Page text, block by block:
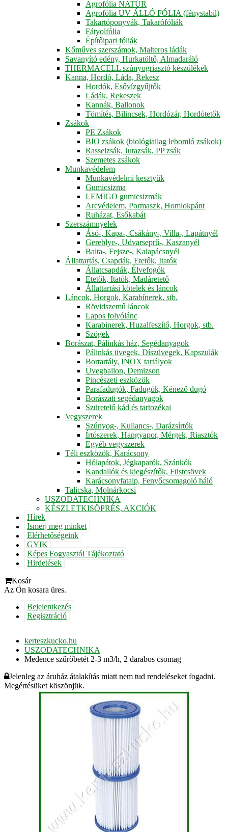
Agrofólia NATÚR
Agrofólia UV ÁLLÓ FÓLIA (fénystabil)
Takartóponyvák, Takarófóliák
Fátyolfólia
Építőipari fóliák
Kőműves szerszámok, Malteros ládák
Savanyító edény, Hurkatöltő, Almadaráló
THERMACELL szúnyogriasztó készülékek
Kanna, Hordó, Láda, Rekesz
Hordók, Esővízgyűjtők
Ládák, Rekeszek
Kannák, Ballonok
Tömítés, Bilincsek, Hordózár, Hordótetők
Zsákok
PE Zsákok
BIO zsákok (biológiailag lebomló zsákok)
Rasselzsák, Jutazsák, PP zsák
Szemetes zsákok
Munkavédelem
Munkavédelmi kesztyűk
Gumicsizma
LEMIGO gumicsizmák
Arcvédelem, Pormaszk, Homlokpánt
Ruházat, Esőkabát
Szerszámnyelek
Ásó-, Kapa-, Csákány-, Villa-, Lapátnyél
Gereblye-, Udvarseprű-, Kaszanyél
Balta-, Fejsze-, Kalapácsnyél
Állattartás, Csapdák, Etetők, Itatók
Állatcsapdák, Élvefogók
Etetők, Itatók, Madáretető
Állattartási kötelek és láncok
Láncok, Horgok, Karabínerek, stb.
Rövidszemű láncok
Lapos folyólánc
Karabinerek, Huzalfeszítő, Horgok, stb.
Szögek
Borászat, Pálinkás ház, Segédanyagok
Pálinkás üvegek, Díszüvegek, Kapszulák
Bortartály, INOX tartályok
Üvegballon, Demizson
Pincészeti eszközök
Parafadugók, Fadugók, Kénező dugó
Borászati segédanyagok
Szüretelő kád és tartozékai
Vegyszerek
Szúnyog-, Kullancs-, Darázsírtók
Írtószerek, Hangyapor, Mérgek, Riasztók
Egyéb vegyszerek
Téli eszközök, Karácsony
Hólapátok, Jégkaparók, Szánkók
Kandallók és kiegészítők, Füstcsövek
Karácsonyfatalp, Fenyőcsomagoló háló
Talicska, Molnárkocsi
USZODATECHNIKA
KÉSZLETKISÖPRÉS, AKCIÓK
Hírek
Ismerj meg minket
Elérhetőségeink
GYIK
Képes Fogyasztói Tájékoztató
Hirdetések
Kosár
Az Ön kosara üres.
Bejelentkezés
Regisztráció
kerteszkucko.hu
USZODATECHNIKA
Medence szűrőbetét 2-3 m3/h, 2 darabos csomag
Jelenleg az áruház átalakítás miatt nem tud rendeléseket fogadni.
Megértésüket köszönjük.